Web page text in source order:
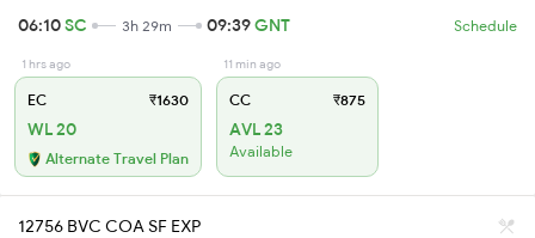
06:10SC 3h 29m 09:39GNT Schedule
1 hrs ago
EC ₹1630
WL 20
Alternate Travel Plan
11 min ago
CC ₹875
AVL 23
Available
12756 BVC COA SF EXP